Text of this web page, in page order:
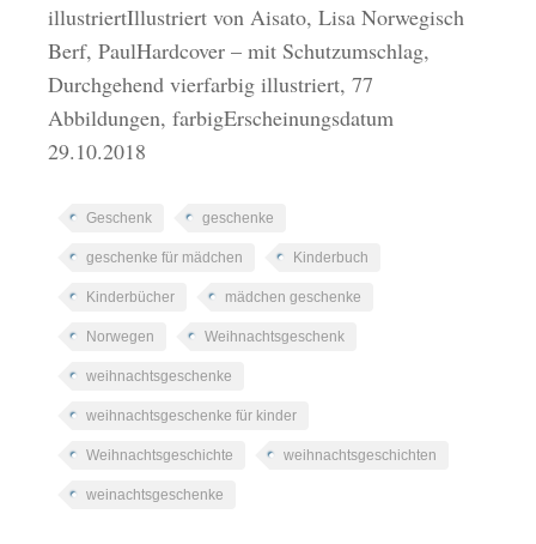
illustriertIllustriert von Aisato, Lisa Norwegisch
Berf, PaulHardcover – mit Schutzumschlag,
Durchgehend vierfarbig illustriert, 77
Abbildungen, farbigErscheinungsdatum
29.10.2018
Geschenk geschenke
geschenke für mädchen Kinderbuch
Kinderbücher mädchen geschenke
Norwegen Weihnachtsgeschenk
weihnachtsgeschenke
weihnachtsgeschenke für kinder
Weihnachtsgeschichte weihnachtsgeschichten
weinachtsgeschenke